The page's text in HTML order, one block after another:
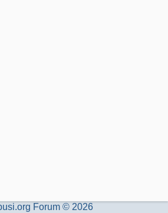
Forum © 2026